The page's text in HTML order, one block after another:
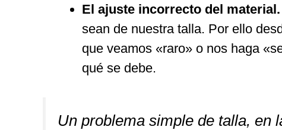
El ajuste incorrecto del material.
sean de nuestra talla. Por ello
que veamos «raro» o nos haga
qué se debe.
Un problema simple de talla, en